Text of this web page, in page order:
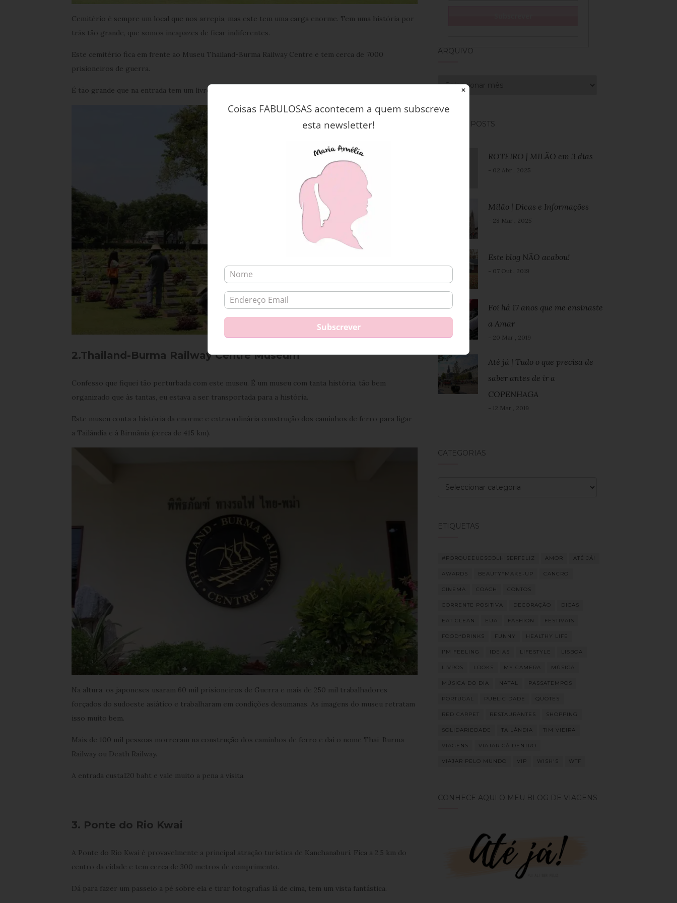
Cemitério é sempre um local que nos arrepia, mas este tem uma carga enorme. Tem uma história por
trás tão grande, que somos incapazes de ficar indiferentes.
Este cemitério fica em frente ao Museu Thailand-Burma Railway Centre e tem cerca de 7000
prisioneiros de guerra.
É tão grande que na entrada tem um livro com o nome da pessoa enterrada e a sua localização.
2.Thailand-Burma Railway Centre Museum
Confesso que fiquei tão perturbada com este museu. É um museu com tanta história, tão bem
organizado que às tantas, eu estava a ser transportada para a história.
Este museu conta a história da enorme e extraordinária construção dos caminhos de ferro para ligar
a Tailândia e à Birmânia (cerca de 415 km).
Na altura, os japoneses usaram 60 mil prisioneiros de Guerra e mais de 250 mil trabalhadores
forçados do sudoeste asiático e trabalharam em condições desumanas. As imagens do museu retratam
isso muito bem.
Mais de 100 mil pessoas morreram na construção dos caminhos de ferro e daí o nome Thai-Burma
Railway ou Death Railway.
A entrada custa120 baht e vale muito a pena a visita.
3. Ponte do Rio Kwai
A Ponte do Rio Kwai é provavelmente a principal atração turística de Kanchanaburi. Fica a 2,5 km do
centro da cidade e tem cerca de 300 metros de comprimento.
Dá para fazer um passeio a pé sobre ela e tirar fotografias lá de cima, tem um vista fantástica.
ARQUIVO
RECENT POSTS
ROTEIRO | MILÃO em 3 dias
- 02 Abr , 2025
Milão | Dicas e Informações
- 28 Mar , 2025
Este blog NÃO acabou!
- 07 Out , 2019
Foi há 17 anos que me ensinaste
a Amar
- 20 Mar , 2019
Até já | Tudo o que precisa de
saber antes de ir a
COPENHAGA
- 12 Mar , 2019
CATEGORIAS
Categorias
ETIQUETAS
#PORQUEEUESCOLHISERFELIZ AMOR ATÉ JÁ!
AWARDS BEAUTY*MAKE-UP CANCRO
CINEMA COACH CONTOS
CORRENTE POSITIVA DECORAÇÃO DICAS
EAT CLEAN EUA FASHION FESTIVAIS
FOOD*DRINKS FUNNY HEALTHY LIFE
I'M FEELING IDEIAS LIFESTYLE LISBOA
LIVROS LOOKS MY CAMERA MÚSICA
MÚSICA DO DIA NATAL PASSATEMPOS
PORTUGAL PUBLICIDADE QUOTES
RED CARPET RESTAURANTES SHOPPING
SOLIDARIEDADE TAILÂNDIA TIM VIEIRA
VIAGENS VIAJAR CÁ DENTRO
VIAJAR PELO MUNDO VIP WISH'S WTF
CONHECE AQUI O MEU BLOG DE VIAGENS
✕
Coisas FABULOSAS acontecem a quem subscreve
esta newsletter!